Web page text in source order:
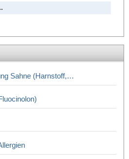
Sahne (Harnstoff,…